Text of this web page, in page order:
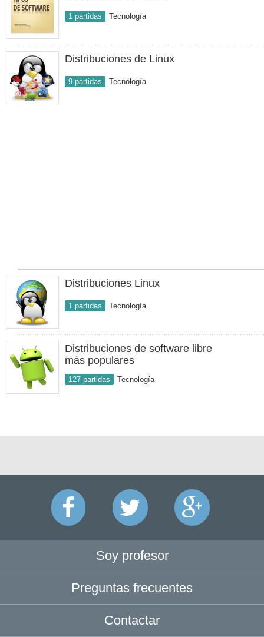
1 partidas Tecnología
Distribuciones de Linux
9 partidas Tecnología
Distribuciones Linux
1 partidas Tecnología
Distribuciones de software libre
más populares
127 partidas Tecnología
Soy profesor
Preguntas frecuentes
Contactar